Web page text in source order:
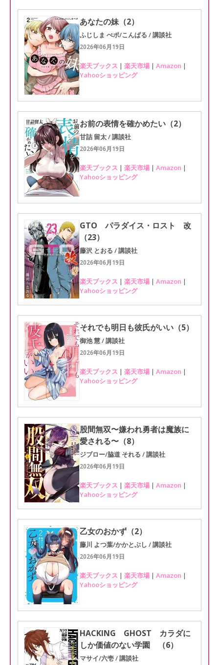
あなたの妹（2）
ふじしま ぺポ/こんぱる / 講談社
2026年06月19日
楽天ブックス | 楽天市場 | Amazon |
Yahooショッピング
お前の表情を確かめたい（2）
甘詰 留太 / 講談社
2026年06月19日
楽天ブックス | 楽天市場 | Amazon |
Yahooショッピング
GTO パラダイス・ロスト 改
（23）
藤沢 とおる / 講談社
2026年06月19日
楽天ブックス | 楽天市場 | Amazon |
Yahooショッピング
それでも明日も彼氏がいい（5）
御池 慧 / 講談社
2026年06月19日
楽天ブックス | 楽天市場 | Amazon |
Yahooショッピング
股間無双〜嫌われ勇者は魔族に
愛される〜（8）
ジブロー/脇道 それる / 講談社
2026年06月19日
楽天ブックス | 楽天市場 | Amazon |
Yahooショッピング
乙女のおかず（2）
藤川 よつ葉/かかとぶし / 講談社
2026年06月19日
楽天ブックス | 楽天市場 | Amazon |
Yahooショッピング
HACKING GHOST カラダに
しか価値のない学園 （6）
マサイ/六壱 / 講談社